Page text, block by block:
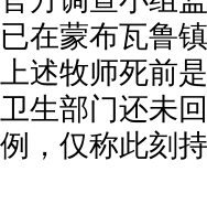
已在蒙布瓦鲁
上述牧师死前
卫生部门还未
例，仅称此刻